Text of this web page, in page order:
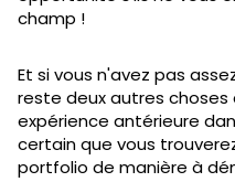
champ !
Et si vous n'avez pas
reste deux autres choses
expérience antérieure
certain que vous
portfolio de manière à